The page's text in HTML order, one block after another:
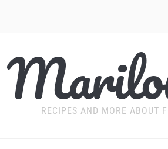
RECIPES AND MORE ABOUT